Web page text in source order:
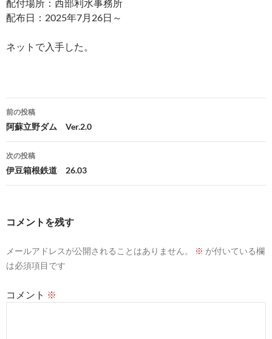
配付場所：西部利水事務所
配布日：2025年7月26日～
ネットで入手した。
投
稿
ナ
ビ
ゲ
ョ
前の投稿
阿蘇立野ダム Ver.2.0
次の投稿
伊豆箱根鉄道 26.03
コメントを残す
メールアドレスが公開されることはありません。 ※ が付いている欄
は必須項目です
コメント ※